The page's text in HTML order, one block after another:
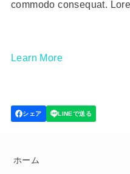
commodo consequat.
Learn More
ホーム